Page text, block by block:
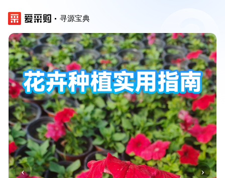
寻源宝典
‹ ›